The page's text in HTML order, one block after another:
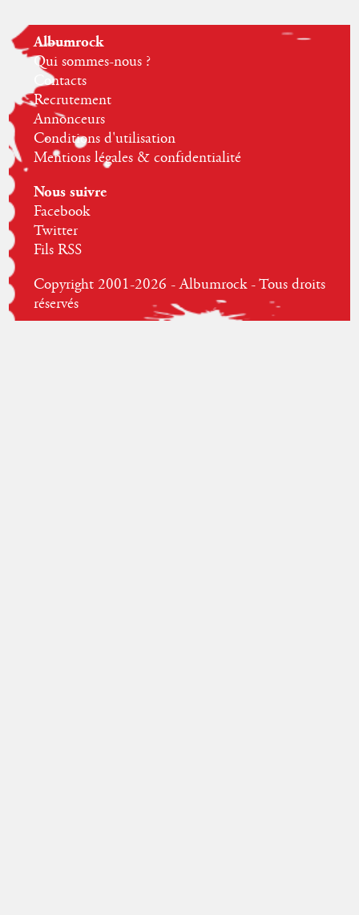
Albumrock
Qui sommes-nous ?
Contacts
Recrutement
Annonceurs
Conditions d'utilisation
Mentions légales & confidentialité
Nous suivre
Facebook
Twitter
Fils RSS
Copyright 2001-2026 - Albumrock - Tous droits
réservés